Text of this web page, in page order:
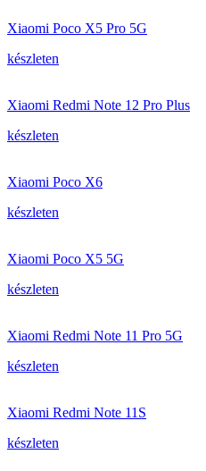
Xiaomi Poco X5 Pro 5G
készleten
Xiaomi Redmi Note 12 Pro Plus
készleten
Xiaomi Poco X6
készleten
Xiaomi Poco X5 5G
készleten
Xiaomi Redmi Note 11 Pro 5G
készleten
Xiaomi Redmi Note 11S
készleten